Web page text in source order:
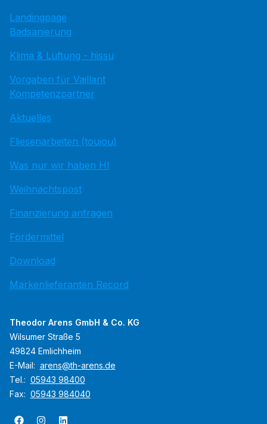
Landingpage
Badsanierung
Klima & Lüftung - hissu
Vorgaben für Vaillant
Kompetenzpartner
Aktuelles
Fliesenarbeiten (toujou)
Was nur wir haben HI
Weihnachtspost
Finanzierung anfragen
Fördermittel
Download
Markenlieferanten Record
Theodor Arens GmbH & Co. KG
Wilsumer Straße 5
49824 Emlichheim
E-Mail: arens@th-arens.de
Tel.: 05943 98400
Fax: 05943 984040